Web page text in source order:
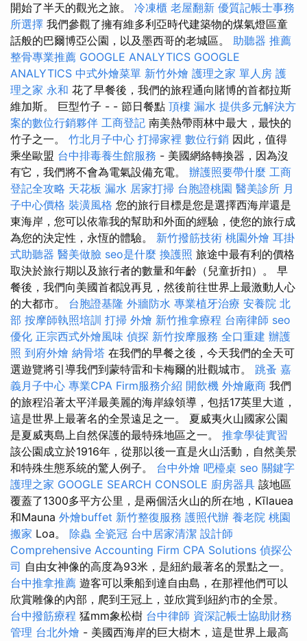
開始了半天的觀光之旅。 冷凍櫃 老屋翻新 優質記帳士事務
所選擇 我們參觀了擁有維多利亞時代建築物的煤氣燈區童
話般的巴爾博亞公園，以及墨西哥的老城區。 助聽器 推薦
整骨專業推薦 GOOGLE ANALYTICS GOOGLE
ANALYTICS 中式外燴菜單 新竹外燴 護理之家 單人房 護
理之家 永和 花了早餐後，我們的旅程通向賭博的首都拉斯
維加斯。 巨型竹子 - - 節日餐點 頂樓 漏水 提供多元解決方
案的數位行銷夥伴 工商登記 南美熱帶雨林中最大，最快的
竹子之一。 竹北月子中心 打掃家裡 數位行銷 因此，值得
乘坐歐盟 台中排毒養生館服務 - 美國網絡轉換器，因為沒
有它，我們將不會為電氣設備充電。 辦護照要帶什麼 工商
登記全攻略 天花板 漏水 居家打掃 台胞證桃園 醫美診所 月
子中心價格 裝潢風格 您的旅行目標是您是選擇西海岸還是
東海岸，您可以依靠我的幫助和外面的經驗，使您的旅行成
為您的決定性，永恆的體驗。 新竹撥筋技術 桃園外燴 耳掛
式助聽器 醫美做臉 seo是什麼 換護照 旅途中最有利的價格
取決於旅行期以及旅行者的數量和年齡（兒童折扣）。 早
餐後，我們向美國首都說再見，然後前往世界上最激動人心
的大都市。 台胞證基隆 外牆防水 專業植牙治療 安養院 北
部 按摩師執照培訓 打掃 外燴 新竹推拿療程 台南律師 seo
優化 正宗西式外燴風味 偵探 新竹按摩服務 全口重建 辦護
照 到府外燴 納骨塔 在我們的早餐之後，今天我們的全天可
選遊覽將引導我們到蒙特雷和卡梅爾的壯觀城市。 跳蚤 嘉
義月子中心 專業CPA Firm服務介紹 開飲機 外燴廠商 我們
的旅程沿著太平洋最美麗的海岸線領導，包括17英里大道，
這是世界上最著名的全景遠足之一。 夏威夷火山國家公園
是夏威夷島上自然保護的最特殊地區之一。 推拿學徒實習
該公園成立於1916年，從那以後一直是火山活動，自然美景
和特殊生態系統的驚人例子。 台中外燴 吧檯桌 seo 關鍵字
護理之家 GOOGLE SEARCH CONSOLE 廚房器具 該地區
覆蓋了1300多平方公里，是兩個活火山的所在地，Kīlauea
和Mauna 外燴buffet 新竹整復服務 護照代辦 養老院 桃園
搬家 Loa。 除蟲 全瓷冠 台中居家清潔 設計師
Comprehensive Accounting Firm CPA Solutions 偵探公
司 自由女神像的高度為93米，是紐約最著名的景點之一。
台中推拿推薦 遊客可以乘船到達自由島，在那裡他們可以
欣賞雕像的內部，爬到王冠上，並欣賞到紐約市的全景。
台中撥筋療程 猛mm象松樹 台中律師 資深記帳士協助財務
管理 台北外燴 - 美國西海岸的巨大樹木，這是世界上最高